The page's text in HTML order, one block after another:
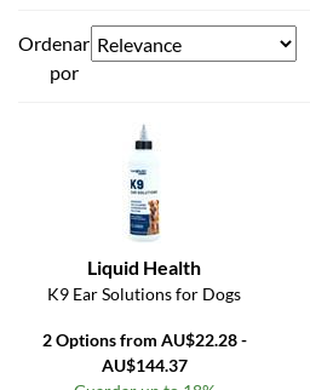
Ordenar
por
Liquid Health
K9 Ear Solutions for Dogs
2 Options from AU$22.28 -
AU$144.37